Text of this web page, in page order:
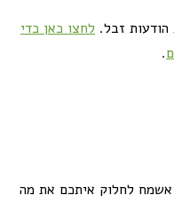
זבל. לחצו כאן כדי
.
לחלוק איתכם את מה